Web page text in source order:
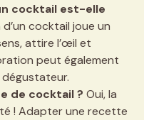
cocktail est-elle
cocktail joue un
attire l’œil et
peut également
dégustateur.
de cocktail ? Oui, la
! Adapter une recette